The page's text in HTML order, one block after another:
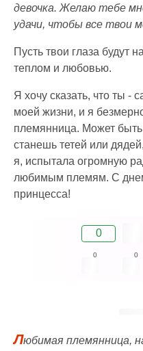
девочка. Желаю тебе
удачи, чтобы все твои
Пусть твои глаза будут
теплом и любовью.
Я хочу сказать, что ты -
моей жизни, и я
племянница. Может
станешь тетей или
я, испытала огромную
любимым племям. С
принцесса!
0
0 0
Любимая племянница,